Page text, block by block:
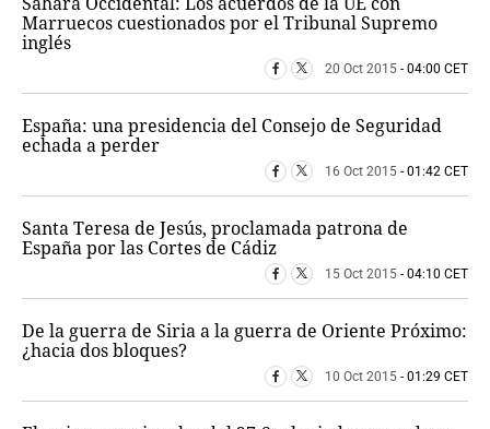
Marruecos cuestionados por el Tribunal Supremo
inglés
20 Oct 2015 - 04:00 CET
España: una presidencia del Consejo de Seguridad
echada a perder
16 Oct 2015 - 01:42 CET
Santa Teresa de Jesús, proclamada patrona de
España por las Cortes de Cádiz
15 Oct 2015 - 04:10 CET
De la guerra de Siria a la guerra de Oriente Próximo:
¿hacia dos bloques?
10 Oct 2015 - 01:29 CET